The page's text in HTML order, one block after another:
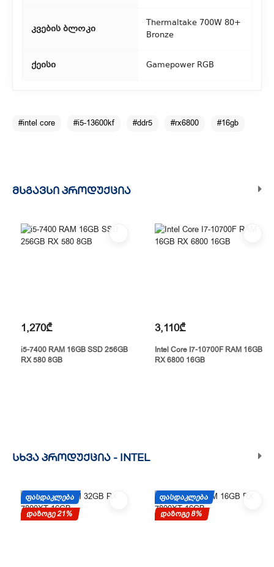
კვების ბლოკი
Thermaltake 700W 80+
Bronze
ქეისი Gamepower RGB
#intel core #i5-13600kf #ddr5 #rx6800 #16gb
ᲛᲡᲒᲐᲕᲡᲘ ᲞᲠᲝᲓᲣᲥᲪᲘᲐ
1,270₾
i5-7400 RAM 16GB SSD 256GB
RX 580 8GB
3,110₾
Intel Core I7-10700F RAM 16GB
RX 6800 16GB
ᲡᲮᲕᲐ ᲞᲠᲝᲓᲣᲥᲪᲘᲐ - INTEL
ᲤᲐᲡᲓᲐᲙᲚᲔᲑᲐ
დაზოგე 21%
ᲤᲐᲡᲓᲐᲙᲚᲔᲑᲐ
დაზოგე 8%